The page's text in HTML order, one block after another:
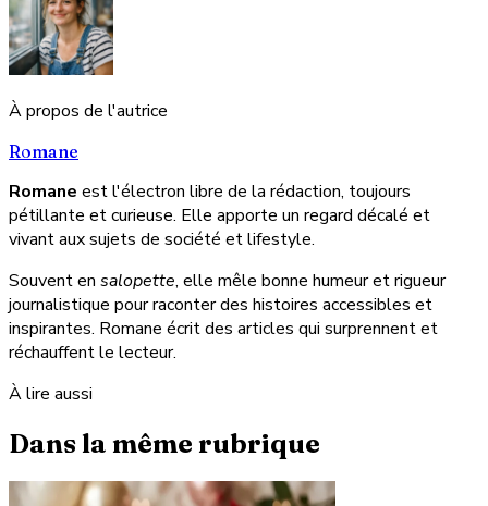
À propos de l'autrice
Romane
Romane est l'électron libre de la rédaction, toujours
pétillante et curieuse. Elle apporte un regard décalé et
vivant aux sujets de société et lifestyle.
Souvent en salopette, elle mêle bonne humeur et rigueur
journalistique pour raconter des histoires accessibles et
inspirantes. Romane écrit des articles qui surprennent et
réchauffent le lecteur.
À lire aussi
Dans la même rubrique